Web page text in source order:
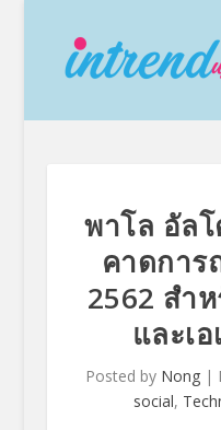
พาโล อัลโ
คาดการ
2562 สำ
และเ
Posted by Nong|
social,